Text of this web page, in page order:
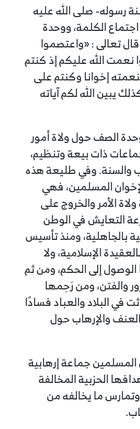
رسوله- صلى الله عليه
الكلمة، ووحدة
تعالى : «واعتصموا
نعمت الله عليكم إذ كنتم
إخوانا وكنتم على
يبين الله لكم آياته
الصف حول ولاة أمور
ذات بيعة وتنظيم،
والسنة. وفي طليعة هذه
المسلمين، فهي
الأمر والخروج على
التعايش في الوطن
بالجاهلية، ومنذ تأسيس
الإسلامية، ولا
الوصول إلى الحكم، ومن ثم
والفتن، ومن رَحِمها
البلاد والعباد فسادًا
والإرهاب حول
جماعة إرهابية
الحزبية المخالفة
وتمارس ما يخالفه من